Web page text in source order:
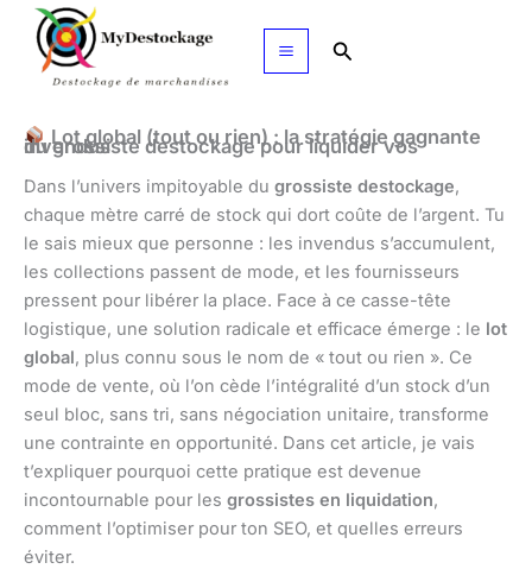
Aller
contenu
Rechercher
Lot global (tout ou rien) : la stratégie gagnante
du grossiste destockage pour liquider vos invendus
Dans l’univers impitoyable du grossiste destockage,
chaque mètre carré de stock qui dort coûte de l’argent. Tu
le sais mieux que personne : les invendus s’accumulent,
les collections passent de mode, et les fournisseurs
pressent pour libérer la place. Face à ce casse-tête
logistique, une solution radicale et efficace émerge : le lot
global, plus connu sous le nom de « tout ou rien ». Ce
mode de vente, où l’on cède l’intégralité d’un stock d’un
seul bloc, sans tri, sans négociation unitaire, transforme
une contrainte en opportunité. Dans cet article, je vais
t’expliquer pourquoi cette pratique est devenue
incontournable pour les grossistes en liquidation,
comment l’optimiser pour ton SEO, et quelles erreurs
éviter.